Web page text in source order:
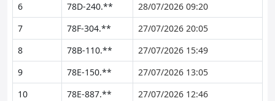
6
78D-240.**
28/07/2026 09:20
7
78F-304.**
27/07/2026 20:05
8
78B-110.**
27/07/2026 15:49
9
78E-150.**
27/07/2026 13:05
10
78E-887.**
27/07/2026 12:46